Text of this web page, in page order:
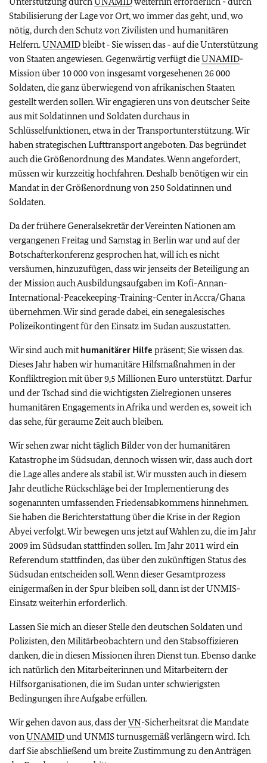
Stabilisierung der Lage vor Ort, wo immer das geht, und, wo
nötig, durch den Schutz von Zivilisten und humanitären
Helfern.UNAMIDbleibt ‑ Sie wissen das ‑ auf die Unterstützung
von Staaten angewiesen. Gegenwärtig verfügt dieUNAMID-
Mission über 10 000 von insgesamt vorgesehenen 26 000
Soldaten, die ganz überwiegend von afrikanischen Staaten
gestellt werden sollen. Wir engagieren uns von deutscher Seite
aus mit Soldatinnen und Soldaten durchaus in
Schlüsselfunktionen, etwa in der Transportunterstützung. Wir
haben strategischen Lufttransport angeboten. Das begründet
auch die Größenordnung des Mandates. Wenn angefordert,
müssen wir kurzzeitig hochfahren. Deshalb benötigen wir ein
Mandat in der Größenordnung von 250 Soldatinnen und
Soldaten.
Da der frühere Generalsekretär der Vereinten Nationen am
vergangenen Freitag und Samstag in Berlin war und auf der
Botschafterkonferenz gesprochen hat, will ich es nicht
versäumen, hinzuzufügen, dass wir jenseits der Beteiligung an
der Mission auch Ausbildungsaufgaben im Kofi-Annan-
International-Peacekeeping-Training-Center in Accra/Ghana
übernehmen. Wir sind gerade dabei, ein senegalesisches
Polizeikontingent für den Einsatz im Sudan auszustatten.
Wir sind auch mithumanitärer Hilfe präsent; Sie wissen das.
Dieses Jahr haben wir humanitäre Hilfsmaßnahmen in der
Konfliktregion mit über 9,5 Millionen Euro unterstützt. Darfur
und der Tschad sind die wichtigsten Zielregionen unseres
humanitären Engagements in Afrika und werden es, soweit ich
das sehe, für geraume Zeit auch bleiben.
Wir sehen zwar nicht täglich Bilder von der humanitären
Katastrophe im Südsudan, dennoch wissen wir, dass auch dort
die Lage alles andere als stabil ist. Wir mussten auch in diesem
Jahr deutliche Rückschläge bei der Implementierung des
sogenannten umfassenden Friedensabkommens hinnehmen.
Sie haben die Berichterstattung über die Krise in der Region
Abyei verfolgt. Wir bewegen uns jetzt auf Wahlen zu, die im Jahr
2009 im Südsudan stattfinden sollen. Im Jahr 2011 wird ein
Referendum stattfinden, das über den zukünftigen Status des
Südsudan entscheiden soll. Wenn dieser Gesamtprozess
einigermaßen in der Spur bleiben soll, dann ist der UNMIS-
Einsatz weiterhin erforderlich.
Lassen Sie mich an dieser Stelle den deutschen Soldaten und
Polizisten, den Militärbeobachtern und den Stabsoffizieren
danken, die in diesen Missionen ihren Dienst tun. Ebenso danke
ich natürlich den Mitarbeiterinnen und Mitarbeitern der
Hilfsorganisationen, die im Sudan unter schwierigsten
Bedingungen ihre Aufgabe erfüllen.
Wir gehen davon aus, dass derVN-Sicherheitsrat die Mandate
vonUNAMIDund UNMIS turnusgemäß verlängern wird. Ich
darf Sie abschließend um breite Zustimmung zu den Anträgen